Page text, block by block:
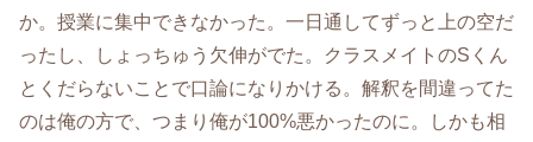
か。授業に集中できなかった。一日通してずっと上の空だ
ったし、しょっちゅう欠伸がでた。クラスメイトのSくん
とくだらないことで口論になりかける。解釈を間違ってた
のは俺の方で、つまり俺が100%悪かったのに。しかも相